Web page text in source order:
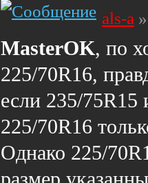
als-a
MasterOK, по
225/70R16,
если 235/
225/70R16
Однако 225/